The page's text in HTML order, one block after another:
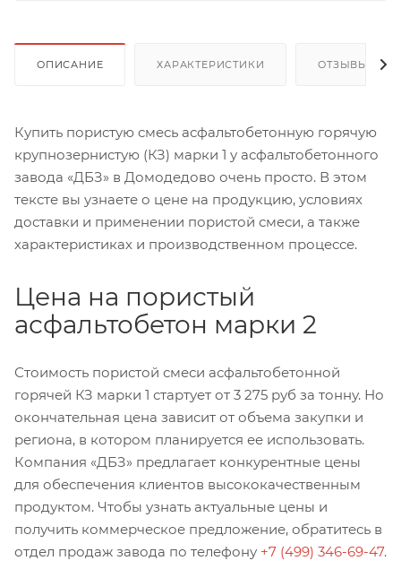
ОПИСАНИЕ ХАРАКТЕРИСТИКИ ОТЗЫВЫ
Купить пористую смесь асфальтобетонную горячую
крупнозернистую (КЗ) марки 1 у асфальтобетонного
завода «ДБЗ» в Домодедово очень просто. В этом
тексте вы узнаете о цене на продукцию, условиях
доставки и применении пористой смеси, а также
характеристиках и производственном процессе.
Цена на пористый
асфальтобетон марки 2
Стоимость пористой смеси асфальтобетонной
горячей КЗ марки 1 стартует от 3 275 руб за тонну. Но
окончательная цена зависит от объема закупки и
региона, в котором планируется ее использовать.
Компания «ДБЗ» предлагает конкурентные цены
для обеспечения клиентов высококачественным
продуктом. Чтобы узнать актуальные цены и
получить коммерческое предложение, обратитесь в
отдел продаж завода по телефону +7 (499) 346-69-47.